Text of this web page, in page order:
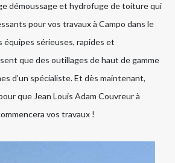
démoussage et hydrofuge de toiture qui
pour vos travaux à Campo dans le
équipes sérieuses, rapides et
que des outillages de haut de gamme
d’un spécialiste. Et dès maintenant,
que Jean Louis Adam Couvreur à
vos travaux !